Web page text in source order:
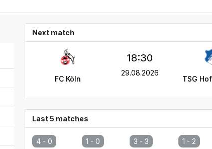
Next match
FC Köln
18:30
29.08.2026
TSG
Last 5 matches
4 - 0 1 - 0 3 - 3 1 - 2